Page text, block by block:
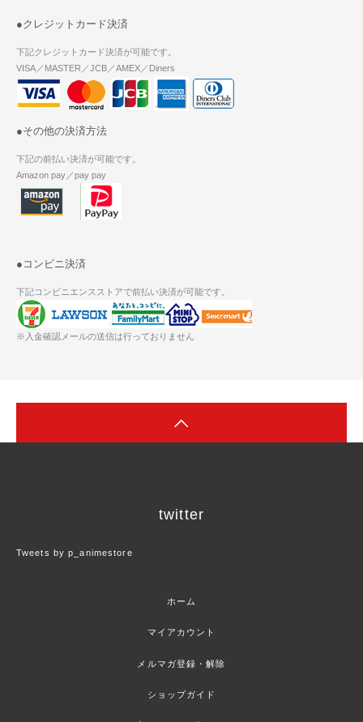
●クレジットカード決済
下記クレジットカード決済が可能です。
VISA／MASTER／JCB／AMEX／Diners
●その他の決済方法
下記の前払い決済が可能です。
Amazon pay／pay pay
●コンビニ決済
下記コンビニエンスストアで前払い決済が可能です。
※入金確認メールの送信は行っておりません
twitter
Tweets by p_animestore
ホーム
マイアカウント
メルマガ登録・解除
ショップガイド